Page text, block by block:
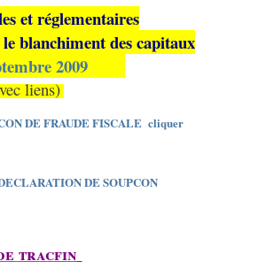
et réglementaires
blanchiment des capitaux
2009
liens)
DE FRAUDE FISCALE cliquer
DE SOUPCON
tracfin